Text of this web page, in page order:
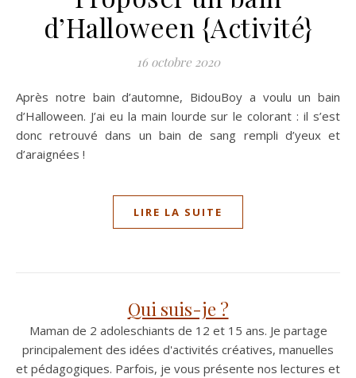
d’Halloween {Activité}
16 octobre 2020
Après notre bain d’automne, BidouBoy a voulu un bain
d’Halloween. J’ai eu la main lourde sur le colorant : il s’est
donc retrouvé dans un bain de sang rempli d’yeux et
d’araignées !
LIRE LA SUITE
Qui suis-je ?
Maman de 2 adoleschiants de 12 et 15 ans. Je partage
principalement des idées d'activités créatives, manuelles
et pédagogiques. Parfois, je vous présente nos lectures et